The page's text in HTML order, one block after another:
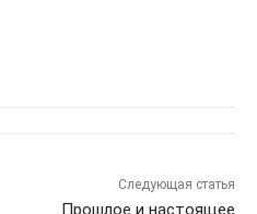
Следующая статья
Прошлое и настоящее